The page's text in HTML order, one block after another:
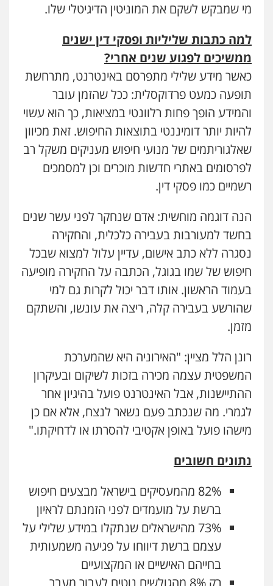
מי שמבקש לשקם את המוניטין הדיגיטלי שלו.
למה כתבות שליליות ופסקי דין ישנים
ממשיכים לפגוע שנים אחרי?
כאשר מידע שלילי מתפרסם באינטרנט, מתרחשת
תופעה כמעט פרדוקסלית: ככל שהזמן עובר
והמידע הופך פחות רלוונטי במציאות, כך הוא עשוי
להיות יותר דומיננטי בתוצאות החיפוש. זאת מכיוון
שאלגוריתמים של מנועי חיפוש מעניקים משקל רב
לפרסומים באתרי חדשות מוכרים וכן למסמכים
רשמיים כמו פסקי דין.
הנה דוגמה מוחשית: אדם שנחקר לפני עשר שנים
בחשד למעורבות בעבירה כלכלית, והחקירה
נסגרה ללא כתב אישום, עדיין עלול למצוא שבכל
חיפוש של שמו בגוגל, הכתבה על החקירה מופיעה
בעמוד הראשון. אותו דבר יכול לקרות גם למי
שהורשע בעבירה קלה, ריצה את עונשו, והשתקם
מזמן.
רונן הלל מציין: "האירוניה היא שהמערכת
המשפטית עצמה מכירה בזכות לשיקום ובעיקרון
ההתיישנות, אבל האינטרנט פועל בהיגיון אחר
לגמרי. מה שנכתב פעם נשאר לנצח, אלא אם כן
מישהו פועל באופן אקטיבי להסרתו או לדחיקתו."
נתונים חשובים
82% מהמעסיקים בישראל מבצעים חיפוש
ברשת על מועמדים לפני הזמנתם לראיון
73% מהישראלים שנתקלו במידע שלילי על
עצמם ברשת דיווחו על פגיעה משמעותית
בחייהם האישיים או המקצועיים
רק 8% מהגולשים נוטים לעבור מעבר